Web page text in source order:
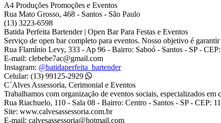
A4 Produções Promoções e Eventos
Rua Mato Grosso, 468 - Santos - São Paulo
(13) 3223-6598
Batida Perfeita Bartender | Open Bar Para Festas e Eventos
Serviço de open bar completo para eventos. Nosso objetivo é
Rua Flamínio Levy, 333 - Ap 96 - Bairro: Saboó - Santos - SP -
E-mail: clebebe7ac@gmail.com
Instagram: @batidaperfeita_bartender
Celular: (13) 99125-2929
C´Alves Assessoria, Cerimonial e Eventos
Trabalhamos com organização de eventos sociais, especializados em
Rua Riachuelo, 110 - Sala 08 - Bairro: Centro - Santos - SP - CEP:
Site: www.calvesassessoria.com.br
E-mail: calvesassessoria@hotmail.com